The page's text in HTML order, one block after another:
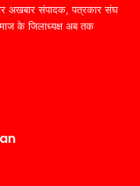
अखबार संपादक, पत्रकार संघ
के जिलाध्यक्ष अब तक